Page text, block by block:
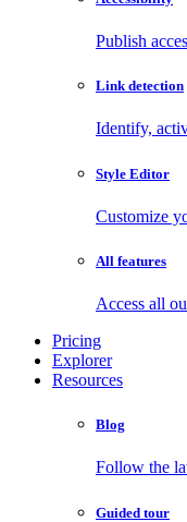
Publish
Link detection
Identify,
Style Editor
Customize
All features
Access all
Pricing
Explorer
Resources
Blog
Follow the
Guided tour